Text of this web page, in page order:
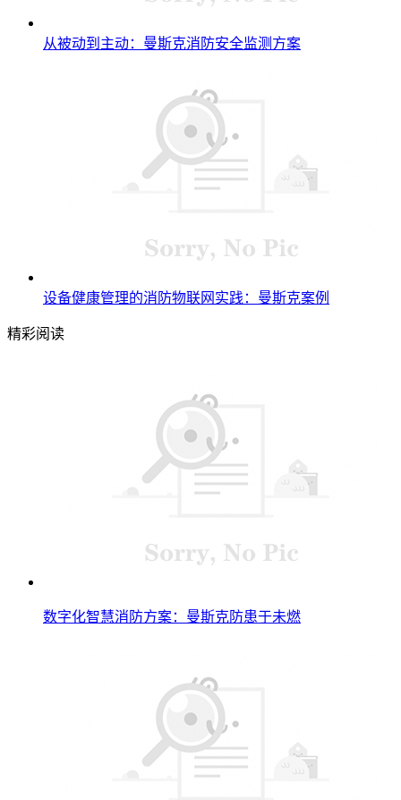
从被动到主动：曼斯克消防安全监测方案
设备健康管理的消防物联网实践：曼斯克案例
精彩阅读
数字化智慧消防方案：曼斯克防患于未燃